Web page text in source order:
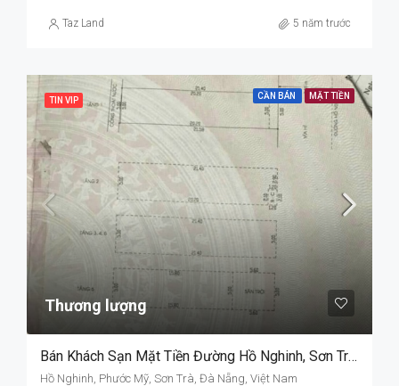
Taz Land 5 năm trước
TIN VIP CẦN BÁN MẶT TIỀN
Thương lượng
Bán Khách Sạn Mặt Tiền Đường Hồ Nghinh, Sơn Trà, Đà Nẵng.
Hồ Nghinh, Phước Mỹ, Sơn Trà, Đà Nẵng, Việt Nam